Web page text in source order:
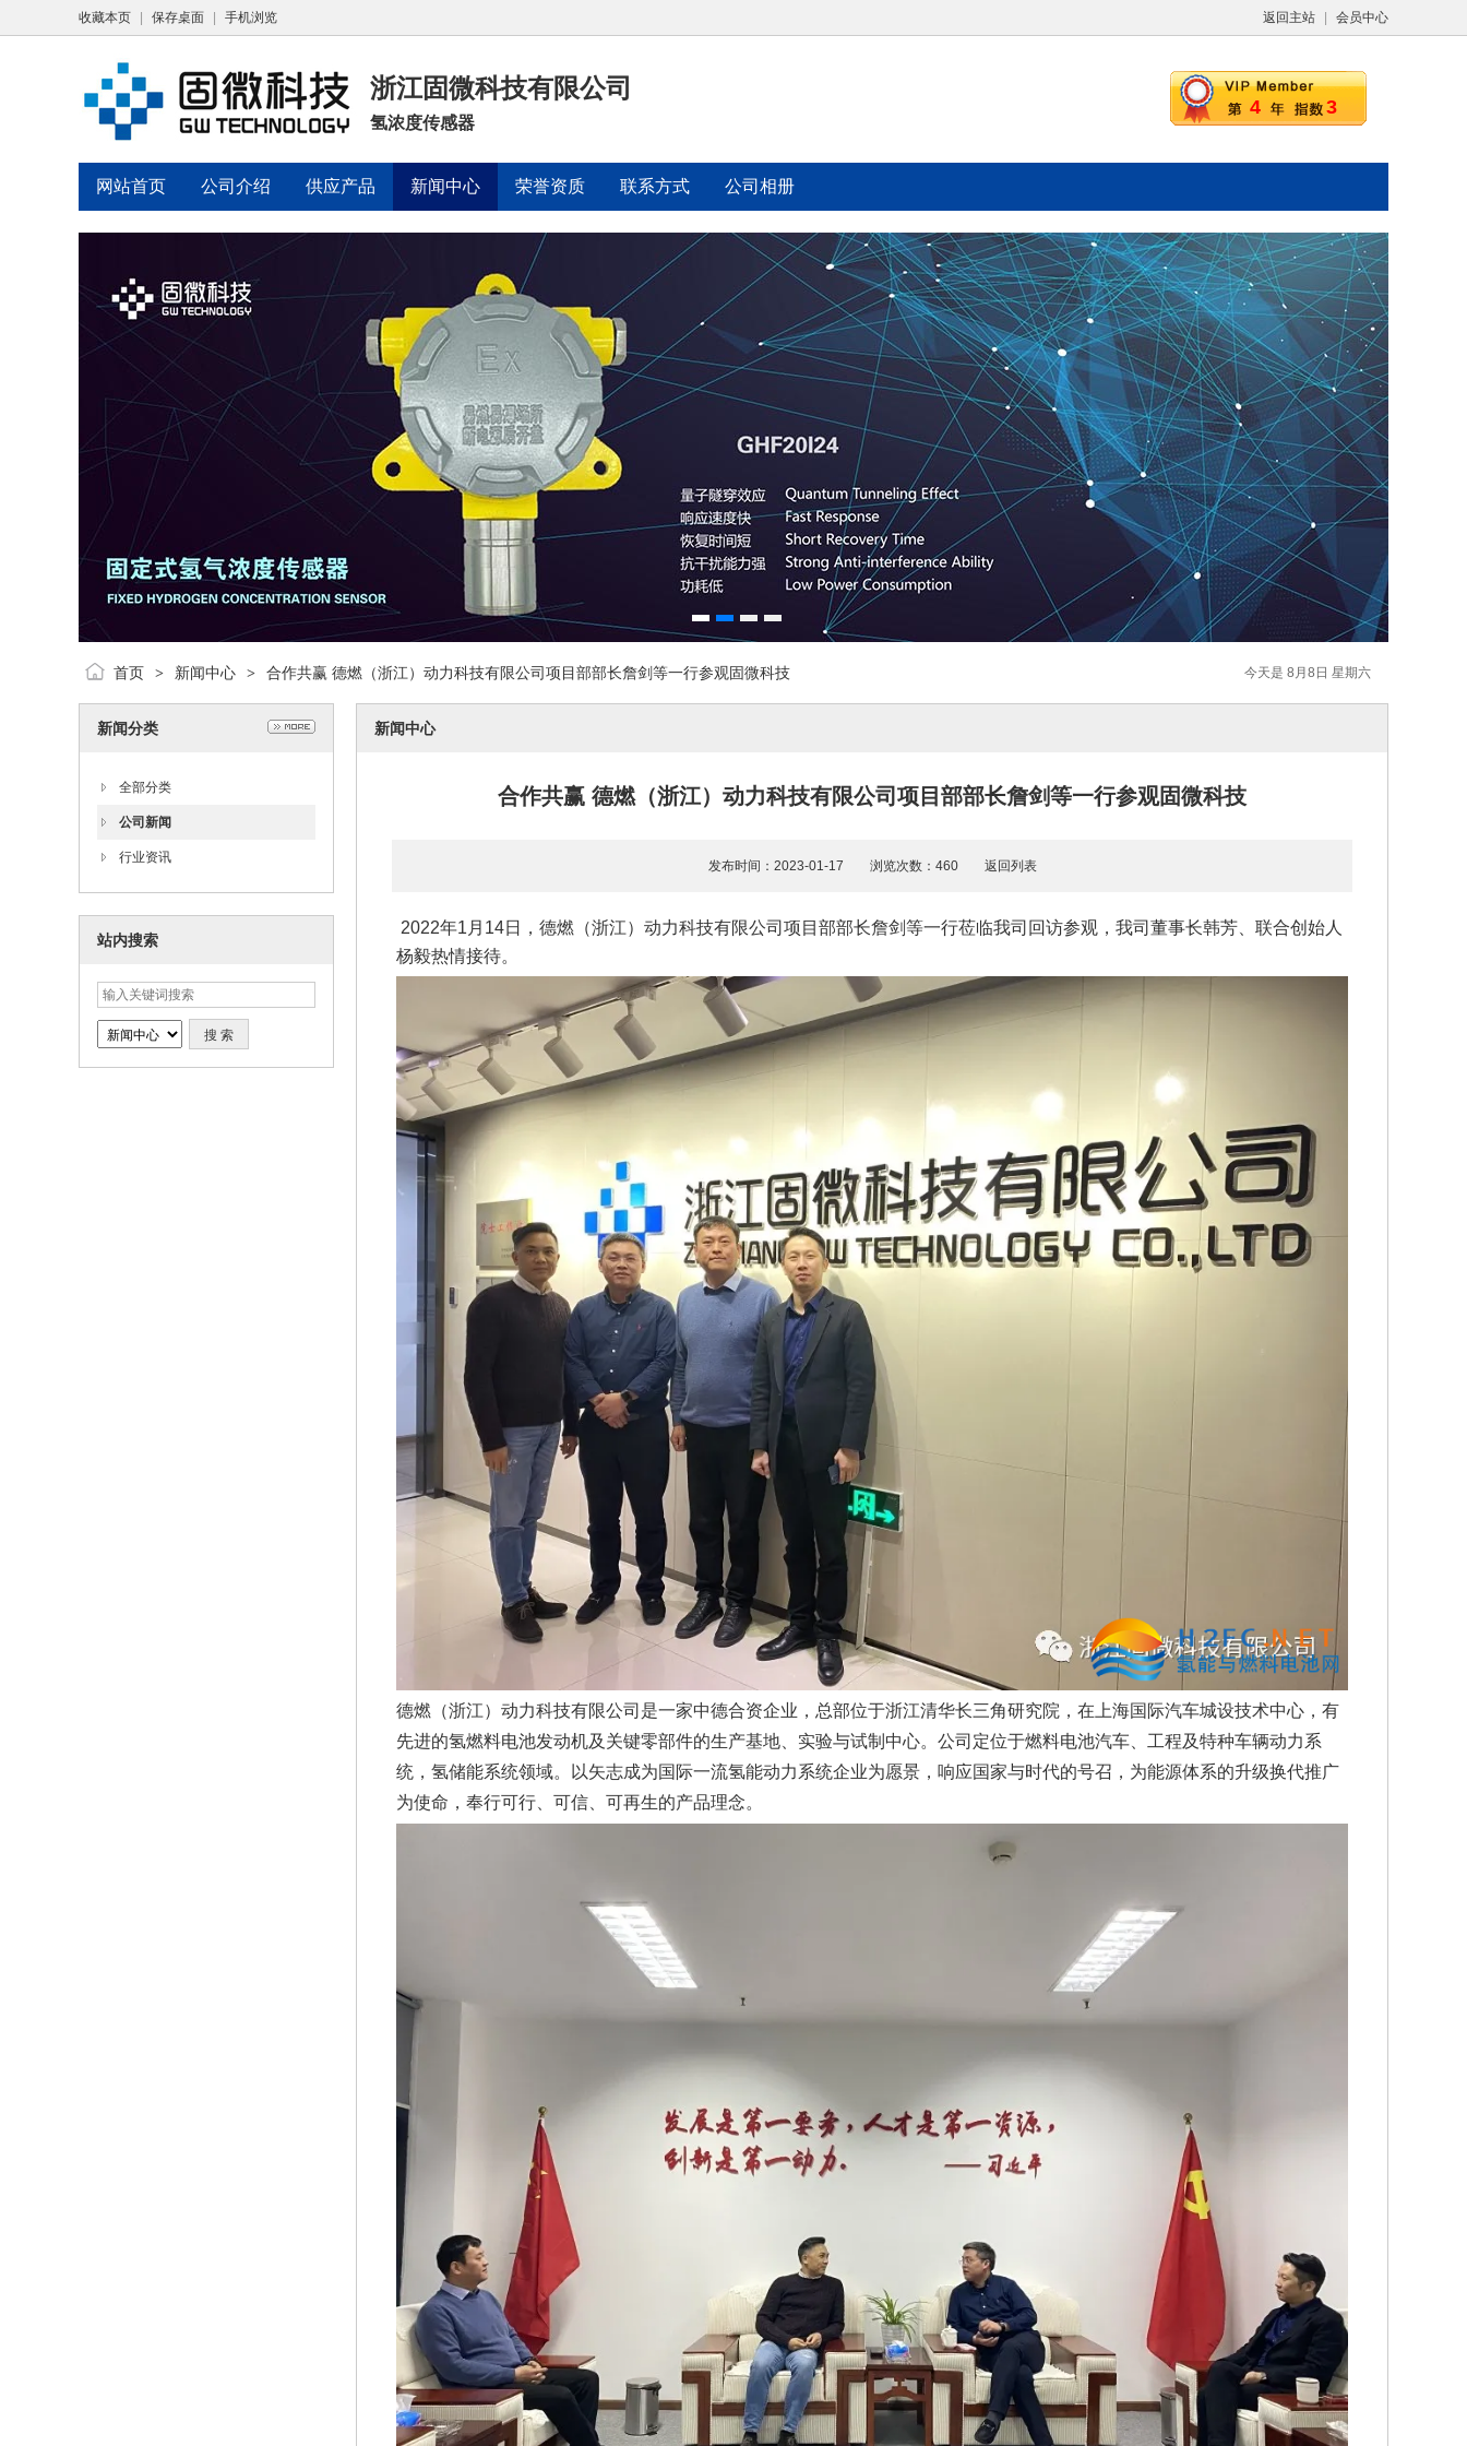
返回主站 会员中心
收藏本页 保存桌面 手机浏览
4 3
浙江固微科技有限公司
氢浓度传感器
网站首页 公司介绍 供应产品 新闻中心 荣誉资质 联系方式 公司相册
今天是 8月8日 星期六
首页 > 新闻中心 > 合作共赢 德燃（浙江）动力科技有限公司项目部部长詹剑等一行参观固微科技
新闻分类
全部分类
公司新闻
行业资讯
站内搜索
新闻中心
合作共赢 德燃（浙江）动力科技有限公司项目部部长詹剑等一行参观固微科技
发布时间：2023-01-17 浏览次数：460 返回列表
2022年1月14日，德燃（浙江）动力科技有限公司项目部部长詹剑等一行莅临我司回访参观，我司董事长韩芳、联合创始人
杨毅热情接待。
德燃（浙江）动力科技有限公司是一家中德合资企业，总部位于浙江清华长三角研究院，在上海国际汽车城设技术中心，有
先进的氢燃料电池发动机及关键零部件的生产基地、实验与试制中心。公司定位于燃料电池汽车、工程及特种车辆动力系
统，氢储能系统领域。以矢志成为国际一流氢能动力系统企业为愿景，响应国家与时代的号召，为能源体系的升级换代推广
为使命，奉行可行、可信、可再生的产品理念。